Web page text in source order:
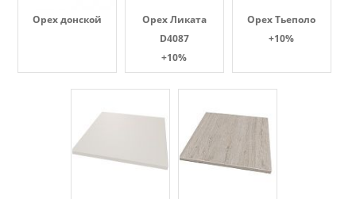
Орех донской
Орех Ликата
D4087
+10%
Орех Тьеполо
+10%